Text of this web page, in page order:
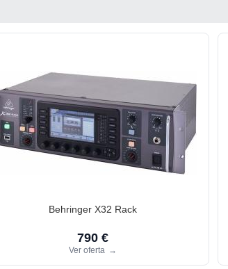
Behringer X32 Rack
790 €
Ver oferta →